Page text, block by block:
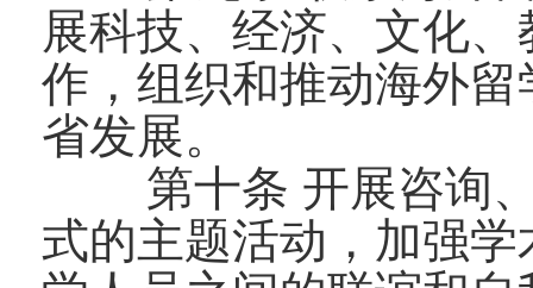
展科技、经济、文化
作，组织和推动海外
省发展。
第十条 开展咨询
式的主题活动，加强